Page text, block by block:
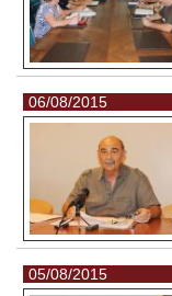
06/08/2015
05/08/2015